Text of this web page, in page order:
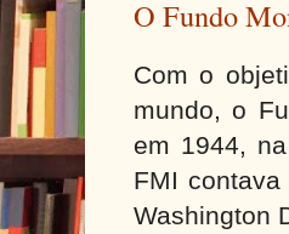
O Fundo
Com o
mundo, o
em 1944,
FMI
Washington